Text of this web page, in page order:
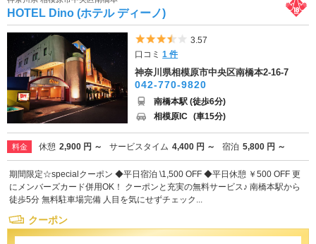
HOTEL Dino (ホテル ディーノ)
5つ星のうち3.5
3.57
口コミ1 件
神奈川県相模原市中央区南橋本2-16-7
042-770-9820
南橋本駅 (徒歩6分)
相模原IC (車15分)
料金 休憩 2,900 円 ～ サービスタイム 4,400 円 ～ 宿泊 5,800 円 ～
期間限定☆specialクーポン ◆平日宿泊 \1,500 OFF ◆平日休憩 ￥500 OFF 更
にメンバーズカード併用OK！ クーポンと充実の無料サービス♪ 南橋本駅から
徒歩5分 無料駐車場完備 人目を気にせずチェック...
クーポン